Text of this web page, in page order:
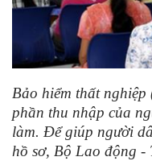
Bảo hiểm thất
phần thu nhập của
làm. Để giúp người
hồ sơ, Bộ Lao động